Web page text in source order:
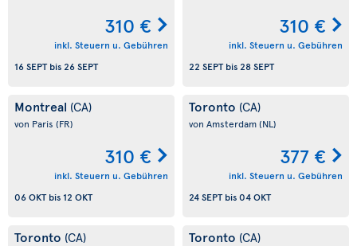
310 €
inkl. Steuern u. Gebühren
16 SEPTbis26 SEPT
310 €
inkl. Steuern u. Gebühren
22 SEPTbis28 SEPT
Montreal (CA)
von Paris (FR)
310 €
inkl. Steuern u. Gebühren
06 OKTbis 12 OKT
Toronto (CA)
von Amsterdam(NL)
377 €
inkl. Steuern u. Gebühren
24 SEPTbis04 OKT
Toronto (CA) Toronto (CA)